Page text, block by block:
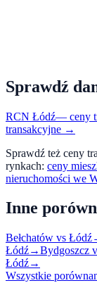
Sprawdź
RCN Łódź— ceny
transakcyjne →
Sprawdź też ceny
rynkach: ceny
nieruchomości we
Inne
Bełchatów vs Łódź
Łódź→Bydgoszcz
Łódź→
Wszystkie